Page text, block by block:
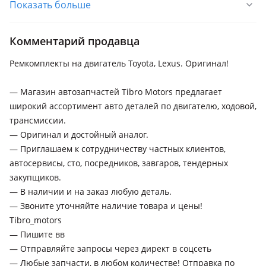
2002 - 2005 1 поколение (H1), 2005 - 2008 1 поколение
поколение рестайлинг (H2), 2018 - н.в. 3 поколение
рестайлинг (H3), 2015 - 2018 3 поколение (H3)
2023 - н.в. XV80, 2020 - н.в. XV70 рестайлинг (V75), 2017 -
2021 XV70, 2011 - 2014 XV50, 2009 - 2011 XV40 рестайлинг
(V45), 2014 - 2018 XV50 рестайлинг (V55), 1986 - 1991 V20,
1990 - 1994 V30, 1991 - 1996 XV10, 1994 - 1998 V40, 1996 -
2000 XV20, 1999 - 2001 XV20 рестайлинг (V25), 2001 - 2004
XV30, 2004 - 2006 XV30 рестайлинг (V35), 2006 - 2009 XV40
Toyota FJ Cruiser
2006 - н.в. 1 поколение (GSJ1)
Toyota Highlander
2001 - 2003 1 поколение (U2), 2004 - 2007 1 поколение
рестайлинг (U2), 2008 - 2010 2 поколение (U4), 2010 - 2013 2
поколение рестайлинг (U4), 2013 - 2016 3 поколение (U5),
2016 - 2019 3 поколение рестайлинг (U5), 2019 - н.в. 4
поколение (GSU7/AXUH7)
Toyota Hilux
Показать больше
Комментарий продавца
Ремкомплекты на двигатель Toyota, Lexus. Оригинал!
— Магазин автозапчастей Tibro Motors предлагает
широкий ассортимент авто деталей по двигателю, ходовой,
трансмиссии.
— Оригинал и достойный аналог.
— Приглашаем к сотрудничеству частных клиентов,
автосервисы, сто, посредников, завгаров, тендерных
закупщиков.
— В наличии и на заказ любую деталь.
— Звоните уточняйте наличие товара и цены!
Tibro_motors
— Пишите вв
— Отправляйте запросы через директ в соцсеть
— Любые запчасти, в любом количестве! Отправка по